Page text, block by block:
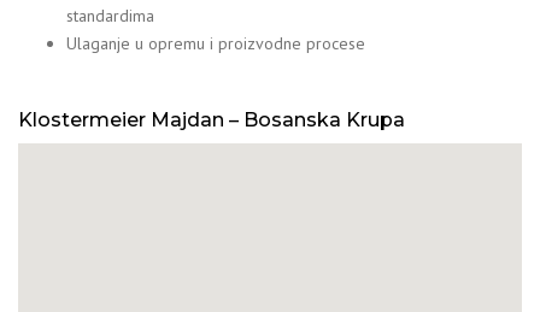
standardima
Ulaganje u opremu i proizvodne procese
Klostermeier Majdan – Bosanska Krupa